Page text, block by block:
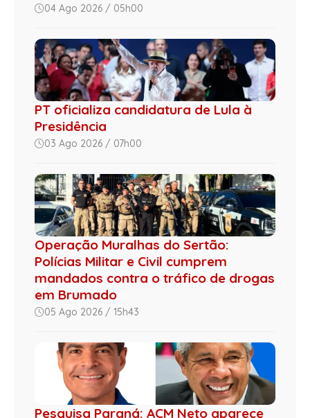
04 Ago 2026 / 05h00
PT oficializa candidatura de Lula à
Presidência
03 Ago 2026 / 07h00
Operação Muralhas do Sertão:
Polícias Militar e Civil cumprem
mandados contra o tráfico de drogas
em Brumado
05 Ago 2026 / 15h43
Pesquisa Paraná: ACM Neto aparece